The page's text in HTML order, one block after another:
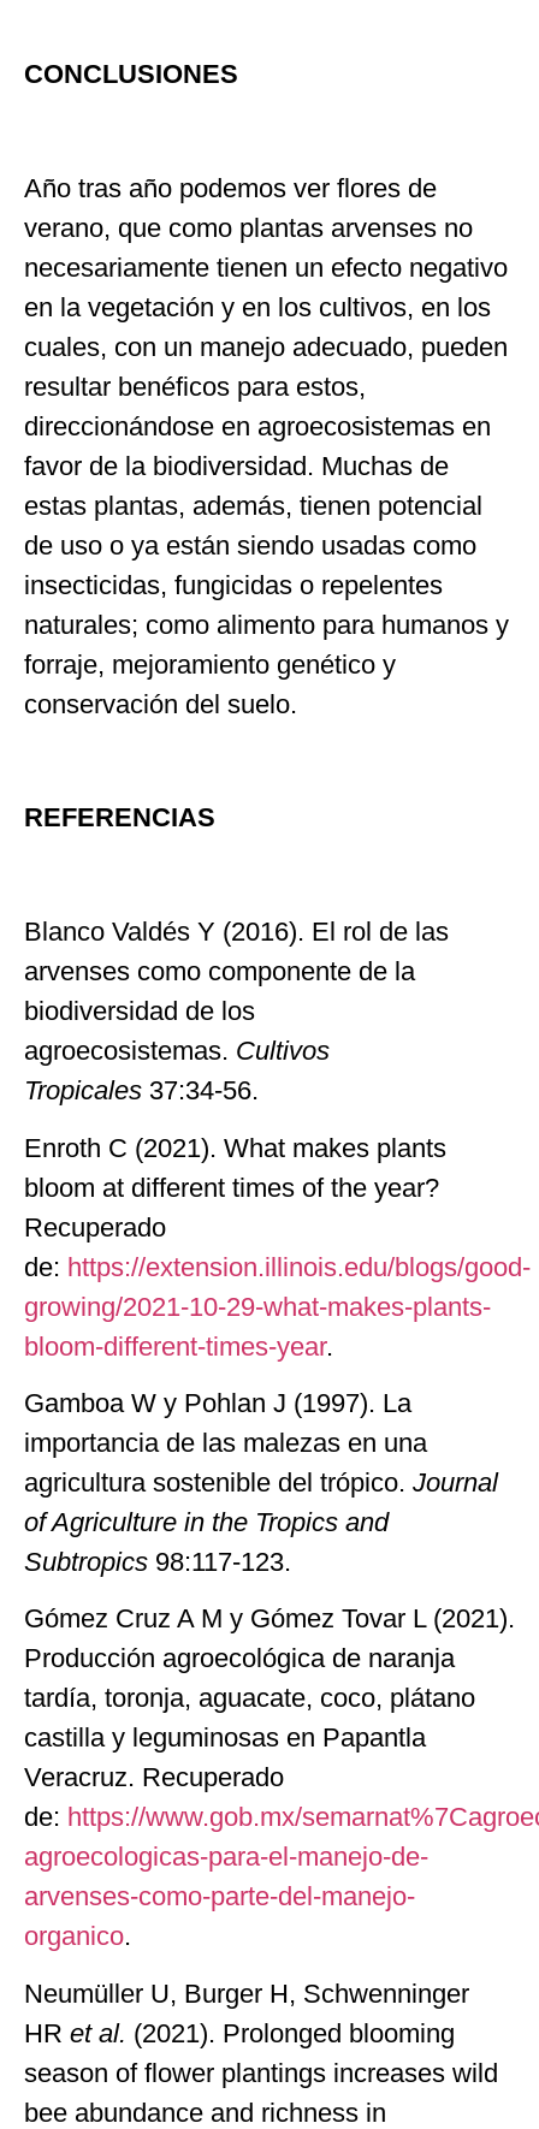
CONCLUSIONES
Año tras año podemos ver flores de
verano, que como plantas arvenses no
necesariamente tienen un efecto negativo
en la vegetación y en los cultivos, en los
cuales, con un manejo adecuado, pueden
resultar benéficos para estos,
direccionándose en agroecosistemas en
favor de la biodiversidad. Muchas de
estas plantas, además, tienen potencial
de uso o ya están siendo usadas como
insecticidas, fungicidas o repelentes
naturales; como alimento para humanos y
forraje, mejoramiento genético y
conservación del suelo.
REFERENCIAS
Blanco Valdés Y (2016). El rol de las
arvenses como componente de la
biodiversidad de los
agroecosistemas. Cultivos
Tropicales 37:34-56.
Enroth C (2021). What makes plants
bloom at different times of the year?
Recuperado
de: https://extension.illinois.edu/blogs/good-
growing/2021-10-29-what-makes-plants-
bloom-different-times-year.
Gamboa W y Pohlan J (1997). La
importancia de las malezas en una
agricultura sostenible del trópico. Journal
of Agriculture in the Tropics and
Subtropics 98:117-123.
Gómez Cruz A M y Gómez Tovar L (2021).
Producción agroecológica de naranja
tardía, toronja, aguacate, coco, plátano
castilla y leguminosas en Papantla
Veracruz. Recuperado
de: https://www.gob.mx/
agroecologicas-para-el-manejo-de-
arvenses-como-parte-del-manejo-
organico.
Neumüller U, Burger H, Schwenninger
HR et al. (2021). Prolonged blooming
season of flower plantings increases wild
bee abundance and richness in